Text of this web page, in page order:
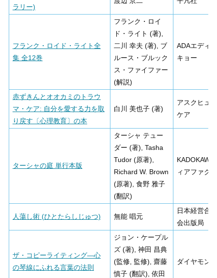
ラリー)
フランク・ロイド・ライト全
集 全12巻
フランク・ロイ
ド・ライト (著),
二川 幸夫 (著), ブ
ルース・ブルック
ス・ファイファー
(解説)
ADAエディ
キョー
赤ずきんとオオカミのトラウ
マ・ケア: 自分を愛する力を取
り戻す〔心理教育〕の本
白川 美也子 (著)
アスクヒュ
ケア
ターシャの庭 単行本版
ターシャ テュー
ダー (著), Tasha
Tudor (原著),
Richard W. Brown
(原著), 食野 雅子
(翻訳)
ィアファク
人蕩し術 (ひとたらしじゅつ) 無能 唱元
日本経営合
会出版局
ザ・コピーライティング―心
の琴線にふれる言葉の法則
ジョン・ケープル
ズ (著), 神田 昌典
(監修, 監修), 齋藤
慎子 (翻訳), 依田
ダイヤモン